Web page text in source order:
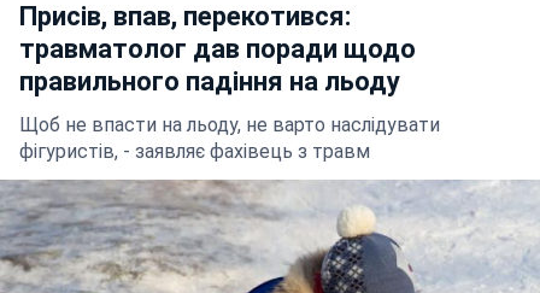
Присів, впав, перекотився:
травматолог дав поради щодо
правильного падіння на льоду
Щоб не впасти на льоду, не варто наслідувати
фігуристів, - заявляє фахівець з травм